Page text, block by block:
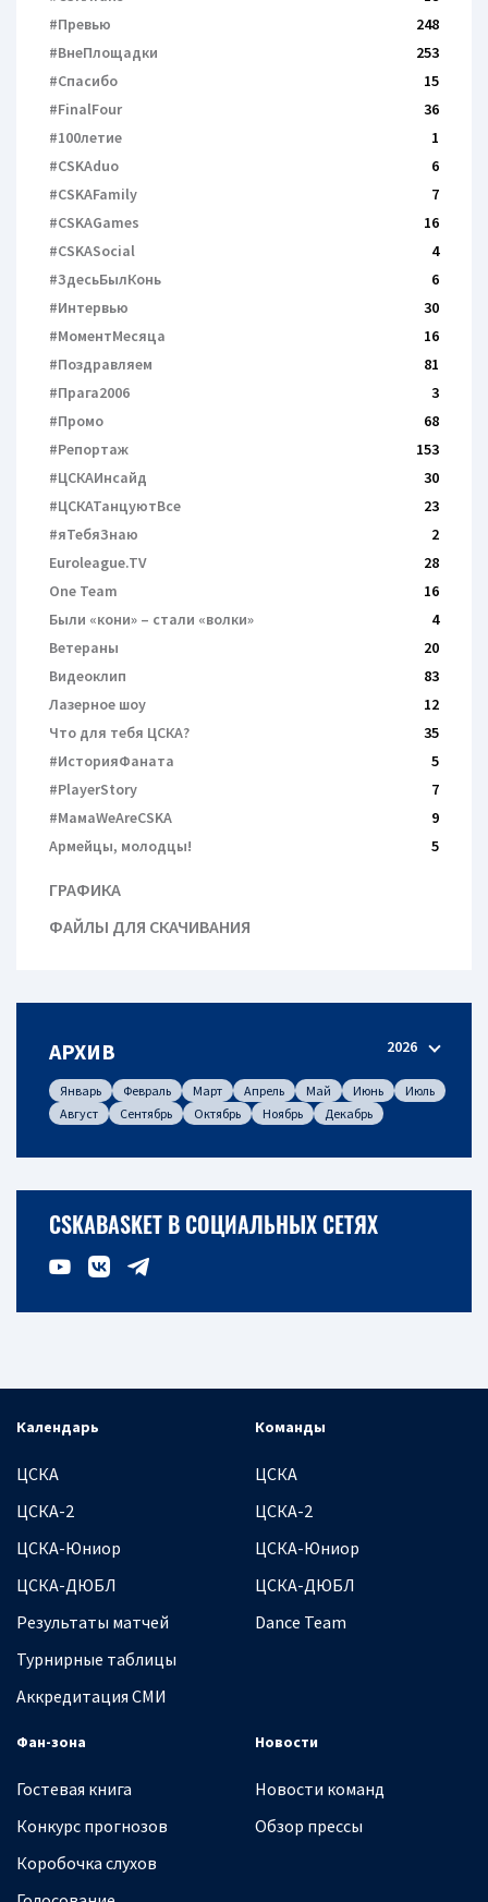
#Превью
248
#ВнеПлощадки
253
#Спасибо
15
#FinalFour
36
#100летие
1
#CSKAduo
6
#CSKAFamily
7
#CSKAGames
16
#CSKASocial
4
#ЗдесьБылКонь
6
#Интервью
30
#МоментМесяца
16
#Поздравляем
81
#Прага2006
3
#Промо
68
#Репортаж
153
#ЦСКАИнсайд
30
#ЦСКАТанцуютВсе
23
#яТебяЗнаю
2
Euroleague.TV
28
One Team
16
Были «кони» – cтали «волки»
4
Ветераны
20
Видеоклип
83
Лазерное шоу
12
Что для тебя ЦСКА?
35
#ИсторияФаната
5
#PlayerStory
7
#МамаWeAreCSKA
9
Армейцы, молодцы!
5
ГРАФИКА
ФАЙЛЫ ДЛЯ СКАЧИВАНИЯ
АРХИВ 2026
Январь Февраль Март Апрель Май Июнь
Июль
Август
Сентябрь Октябрь Ноябрь Декабрь
CSKABASKET В СОЦИАЛЬНЫХ СЕТЯХ
Календарь
ЦСКА
ЦСКА-2
ЦСКА-Юниор
ЦСКА-ДЮБЛ
Результаты матчей
Турнирные таблицы
Аккредитация СМИ
Команды
ЦСКА
ЦСКА-2
ЦСКА-Юниор
ЦСКА-ДЮБЛ
Dance Team
Фан-зона
Гостевая книга
Конкурс прогнозов
Коробочка слухов
Новости
Новости команд
Обзор прессы